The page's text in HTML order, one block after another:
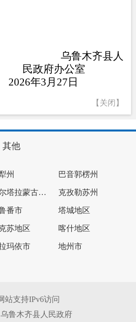
乌鲁木齐县人
民政府办公室
2026年3月 27 日
【关闭】
其他
州 巴音郭楞州
博尔塔拉蒙古自治州 克孜勒苏州
番市 塔城地区
苏地区 喀什地区
玛依市 地州市
站支持IPv6访问
鲁木齐县人民政府